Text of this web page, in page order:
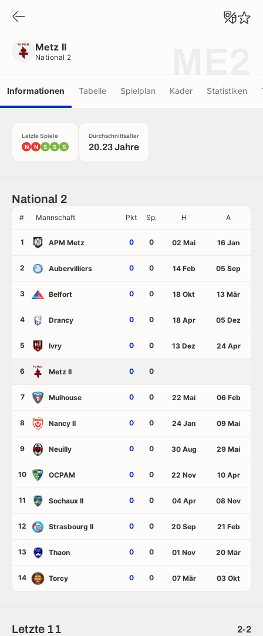
Metz II
National 2
Informationen Tabelle Spielplan Kader Statistiken
Letzte Spiele
N N S S S
Durchschnittsalter
20.23 Jahre
National 2
# Mannschaft Pkt Sp. H A
1 APM Metz 0 0 02 Mai 16 Jan
2 Aubervilliers 0 0 14 Feb 05 Sep
3 Belfort 0 0 18 Okt 13 Mär
4 Drancy 0 0 18 Apr 05 Dez
5 Ivry 0 0 13 Dez 24 Apr
6 Metz II 0 0
7 Mulhouse 0 0 22 Mai 06 Feb
8 Nancy II 0 0 24 Jan 09 Mai
9 Neuilly 0 0 30 Aug 29 Mai
10 OCPAM 0 0 22 Nov 10 Apr
11 Sochaux II 0 0 04 Apr 08 Nov
12 Strasbourg II 0 0 20 Sep 21 Feb
13 Thaon 0 0 01 Nov 20 Mär
14 Torcy 0 0 07 Mär 03 Okt
Letzte 11 2-2